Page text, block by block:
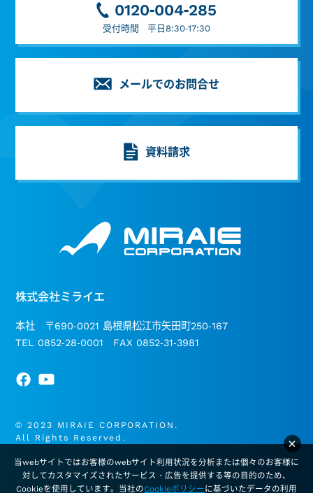
0120-004-285
受付時間 平日8:30-17:30
メールでのお問合せ
資料請求
株式会社ミライエ
本社 〒690-0021 島根県松江市矢田町250-167
TEL 0852-28-0001 FAX 0852-31-3981
© 2023 MIRAIE CORPORATION.
All Rights Reserved.
×
当webサイトではお客様のwebサイト利用状況を分析または個々のお客様に
対してカスタマイズされたサービス・広告を提供する等の目的のため、
Cookieを使用しています。当社のCookieポリシーに基づいたデータの利用